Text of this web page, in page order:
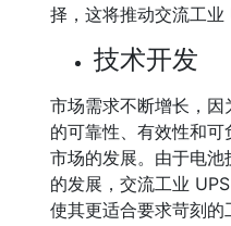
择，这将推动交流工业
技术开发
市场需求不断增长，
的可靠性、有效性和
市场的发展。由于电
的发展，交流工业
使其更适合要求苛刻的